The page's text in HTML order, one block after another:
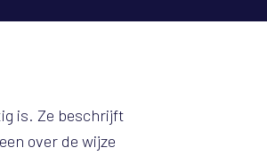
is. Ze beschrijft
over de wijze